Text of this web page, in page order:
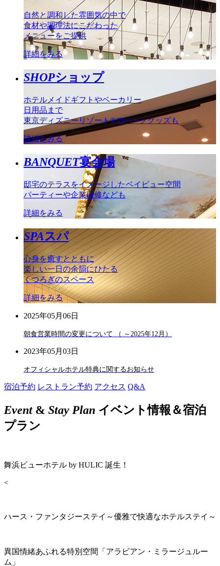
自然と調和した雰囲気の中で
食材や調理法にこだわった
メニューをご提供
詳細をみる
SHOPショップ
ホテルメイドギフトやベーカリー
日用品まで
東京ディズニーリゾート®のパークグッズも
詳細をみる
BANQUET宴会場
邸宅のテラスをイメージしたベイビュー空間
パーティーや企業研修なども
詳細をみる
SPAスパ
心身を癒すとともに
楽しい一日の余韻にひたる
くつろぎのスペース
詳細をみる
2025年05月06日
朝食営業時間の変更について （ ～2025年12月）
2023年05月03日
オフィシャルホテル特典に関するお知らせ
宿泊予約 レストラン予約 アクセス Q&A
Event& Stay Plan イベント情報＆宿泊
プラン
舞浜ビューホテル by HULIC 誕生！
<
ハース・ファンタジーステイ～優雅で快適なホテルステイ～
異国情緒あふれる特別空間「アラビアン・ミラージュルー
ム」